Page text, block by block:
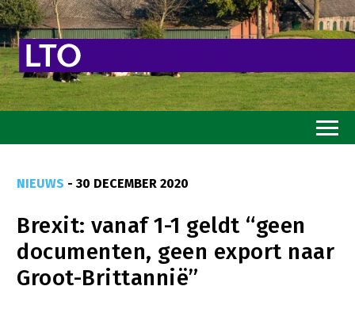
Goed eten
Mooi groen
Sterk ondernemerschap
NIEUWS - 30 DECEMBER 2020
Brexit: vanaf 1-1 geldt “geen
documenten, geen export naar
Groot-Brittannië”